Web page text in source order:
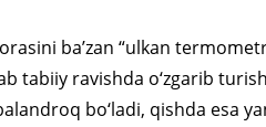
ba’zan “ulkan
tabiiy ravishda o‘zgarib
bo‘ladi, qishda esa